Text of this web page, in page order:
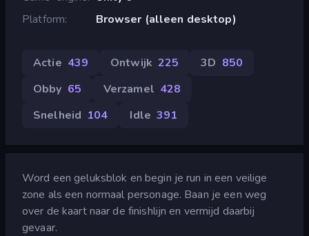
Platform
Browser (alleen desktop)
Actie 439 Ontwijk 225 3D 850
Obby 65 Verzamel 428
Snelheid 104 Idle 391
Word een geluksblok en begin je run in een veilige
zone als een normaal personage. Baan je een weg
over de kaart naar de finishlijn en vermijd daarbij
gevaar.